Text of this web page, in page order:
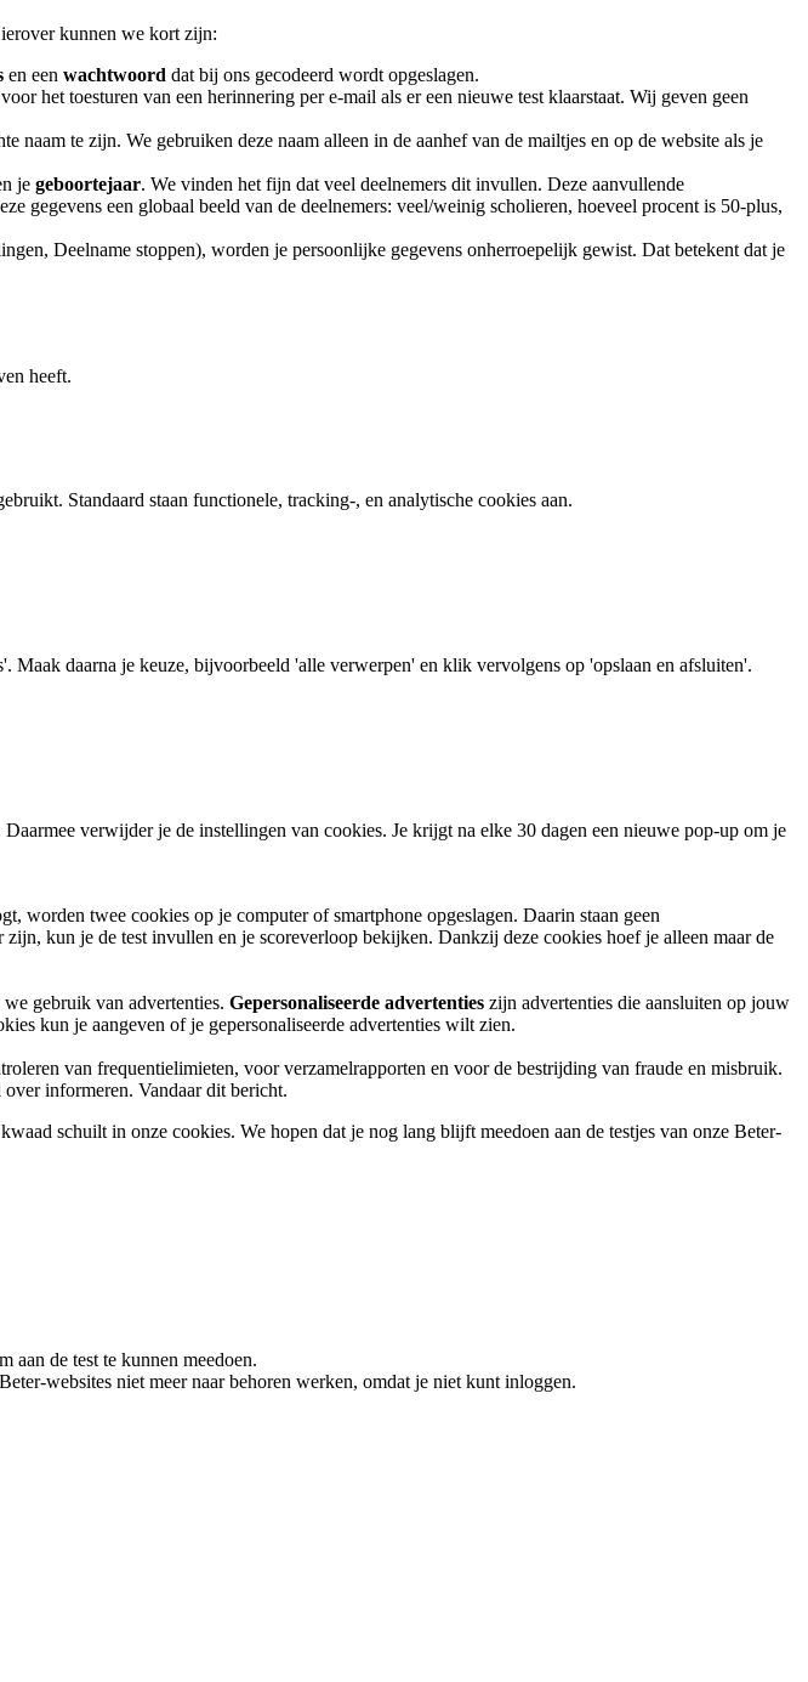
kunnen we kort zijn:
en een wachtwoord dat bij ons gecodeerd wordt opgeslagen.
het toesturen van een herinnering per e-mail als er een nieuwe test klaarstaat. Wij geven geen
naam te zijn. We gebruiken deze naam alleen in de aanhef van de mailtjes en op de website als je
je geboortejaar. We vinden het fijn dat veel deelnemers dit invullen. Deze aanvullende
gegevens een globaal beeld van de deelnemers: veel/weinig scholieren, hoeveel procent is 50-plus,
Deelname stoppen), worden je persoonlijke gegevens onherroepelijk gewist. Dat betekent dat je
heeft.
Standaard staan functionele, tracking-, en analytische cookies aan.
daarna je keuze, bijvoorbeeld 'alle verwerpen' en klik vervolgens op 'opslaan en afsluiten'.
verwijder je de instellingen van cookies. Je krijgt na elke 30 dagen een nieuwe pop-up om je
worden twee cookies op je computer of smartphone opgeslagen. Daarin staan geen
kun je de test invullen en je scoreverloop bekijken. Dankzij deze cookies hoef je alleen maar de
gebruik van advertenties. Gepersonaliseerde advertenties zijn advertenties die aansluiten op jouw
kun je aangeven of je gepersonaliseerde advertenties wilt zien.
van frequentielimieten, voor verzamelrapporten en voor de bestrijding van fraude en misbruik.
informeren. Vandaar dit bericht.
schuilt in onze cookies. We hopen dat je nog lang blijft meedoen aan de testjes van onze Beter-
aan de test te kunnen meedoen.
websites niet meer naar behoren werken, omdat je niet kunt inloggen.